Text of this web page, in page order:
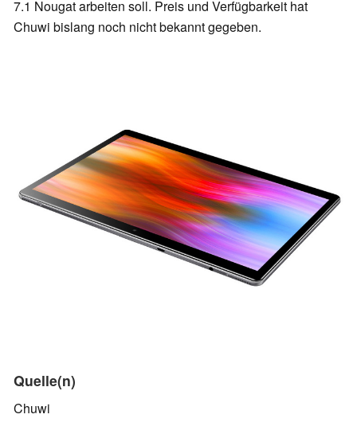
7.1 Nougat arbeiten soll. Preis und Verfügbarkeit hat
Chuwi bislang noch nicht bekannt gegeben.
Quelle(n)
Chuwi